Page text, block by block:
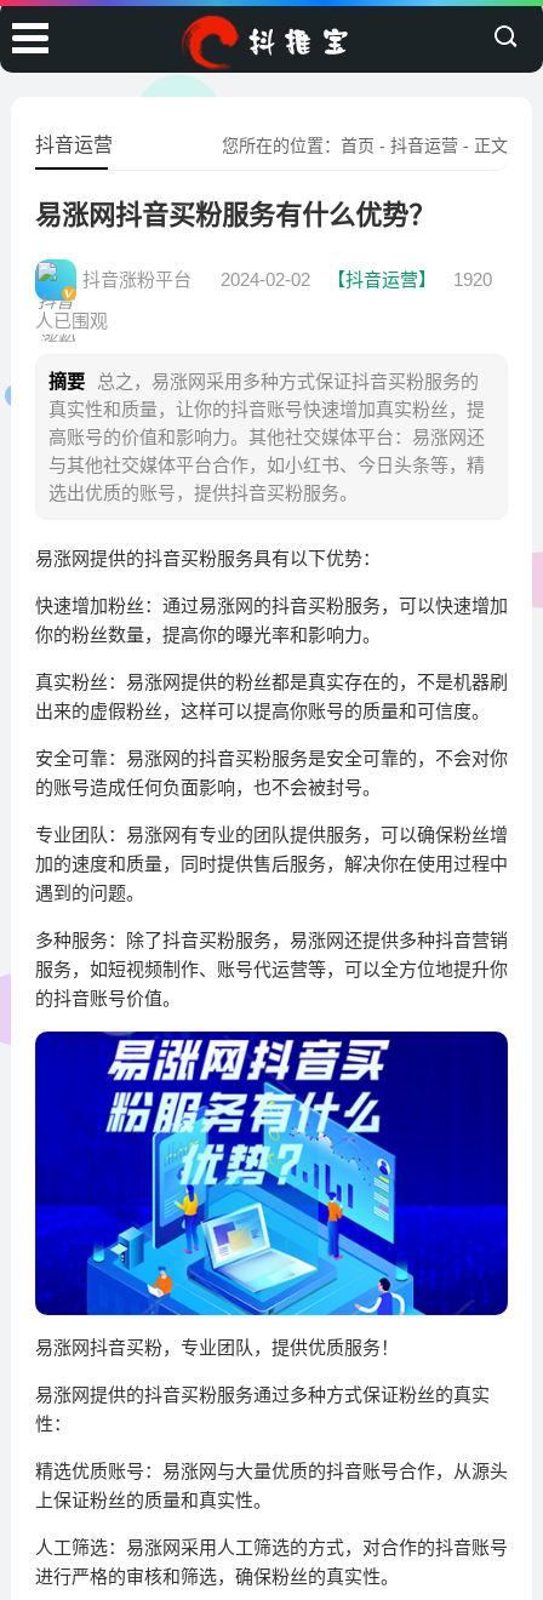
您所在的位置：首页 -抖音运营 - 正文
抖音运营
易涨网抖音买粉服务有什么优势？
抖音涨粉平台 2024-02-02 【抖音运营】
1920
人已围观
摘要
总之，易涨网采用多种方式保证抖音买粉服务的
真实性和质量，让你的抖音账号快速增加真实粉丝，提
高账号的价值和影响力。其他社交媒体平台：易涨网还
与其他社交媒体平台合作，如小红书、今日头条等，精
选出优质的账号，提供抖音买粉服务。
易涨网提供的抖音买粉服务具有以下优势：
快速增加粉丝：通过易涨网的抖音买粉服务，可以快速增加
你的粉丝数量，提高你的曝光率和影响力。
真实粉丝：易涨网提供的粉丝都是真实存在的，不是机器刷
出来的虚假粉丝，这样可以提高你账号的质量和可信度。
安全可靠：易涨网的抖音买粉服务是安全可靠的，不会对你
的账号造成任何负面影响，也不会被封号。
专业团队：易涨网有专业的团队提供服务，可以确保粉丝增
加的速度和质量，同时提供售后服务，解决你在使用过程中
遇到的问题。
多种服务：除了抖音买粉服务，易涨网还提供多种抖音营销
服务，如短视频制作、账号代运营等，可以全方位地提升你
的抖音账号价值。
易涨网抖音买粉，专业团队，提供优质服务！
易涨网提供的抖音买粉服务通过多种方式保证粉丝的真实
性：
精选优质账号：易涨网与大量优质的抖音账号合作，从源头
上保证粉丝的质量和真实性。
人工筛选：易涨网采用人工筛选的方式，对合作的抖音账号
进行严格的审核和筛选，确保粉丝的真实性。